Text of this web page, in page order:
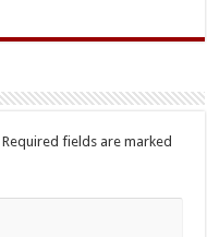
Required fields are marked